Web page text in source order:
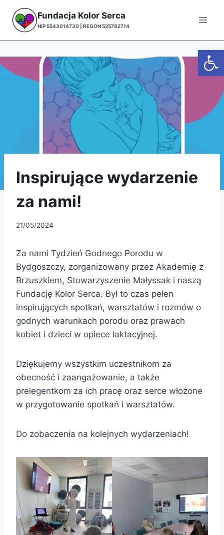
Przejdź
treści
Fundacja Kolor Serca
NIP 5543014730 | REGON 525782714
Inspirujące wydarzenie
za nami!
21/05/2024
Za nami Tydzień Godnego Porodu w
Bydgoszczy, zorganizowany przez Akademię z
Brzuszkiem, Stowarzyszenie Małyssak i naszą
Fundację Kolor Serca. Był to czas pełen
inspirujących spotkań, warsztatów i rozmów o
godnych warunkach porodu oraz prawach
kobiet i dzieci w opiece laktacyjnej.
Dziękujemy wszystkim uczestnikom za
obecność i zaangażowanie, a także
prelegentkom za ich pracę oraz serce włożone
w przygotowanie spotkań i warsztatów.
Do zobaczenia na kolejnych wydarzeniach!